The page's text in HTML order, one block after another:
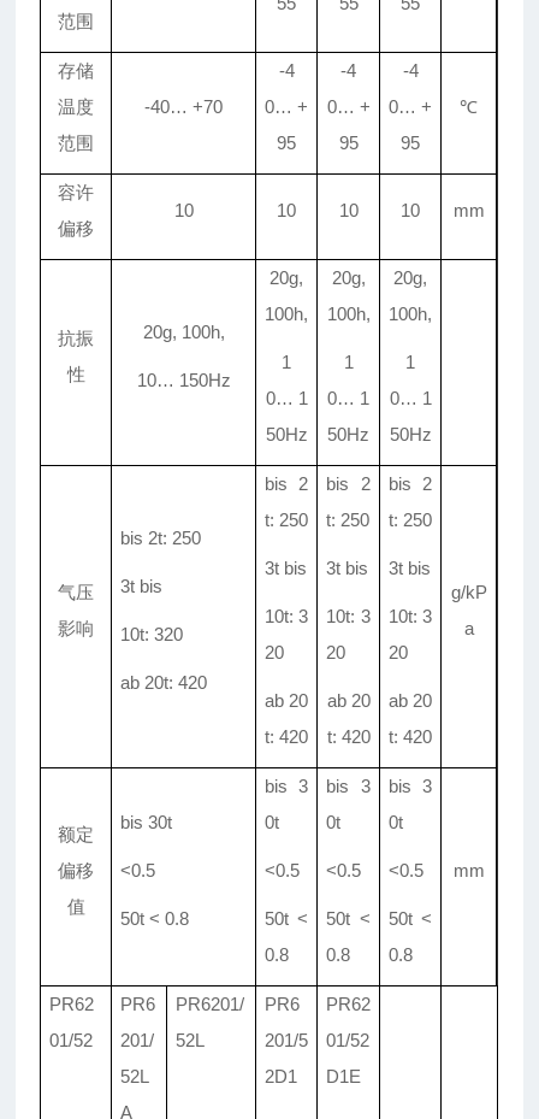
范围
存储
温度
范围
-40… +70
-4
0… +
95
-4
0… +
95
-4
0… +
95
℃
容许
偏移
10 10 10 10 mm
抗振
性
20g, 100h,
10… 150Hz
20g,
100h,
1
0… 1
50Hz
20g,
100h,
1
0… 1
50Hz
20g,
100h,
1
0… 1
50Hz
气压
影响
bis 2t: 250
3t bis
10t: 320
ab 20t: 420
bis 2
t: 250
3t bis
10t: 3
20
ab 20
t: 420
bis 2
t: 250
3t bis
10t: 3
20
ab 20
t: 420
bis 2
t: 250
3t bis
10t: 3
20
ab 20
t: 420
g/kP
a
额定
偏移
值
bis 30t
<0.5
50t < 0.8
bis 3
0t
<0.5
50t <
0.8
bis 3
0t
<0.5
50t <
0.8
bis 3
0t
<0.5
50t <
0.8
mm
PR62
01/52
PR6
201/
52L
A
PR6201/
52L
PR6
201/5
2D1
PR62
01/52
D1E